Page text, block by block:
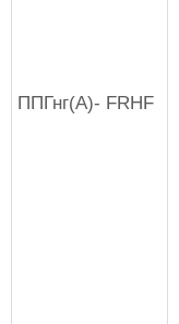
ППГнг(А)- FRHF